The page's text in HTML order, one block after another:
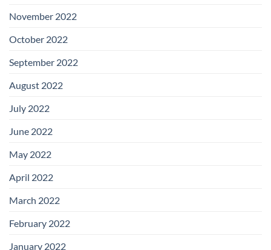
November 2022
October 2022
September 2022
August 2022
July 2022
June 2022
May 2022
April 2022
March 2022
February 2022
January 2022